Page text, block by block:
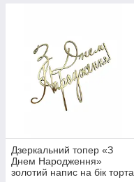
Дзеркальний топер «З
Днем Народження»
золотий напис на бік торта